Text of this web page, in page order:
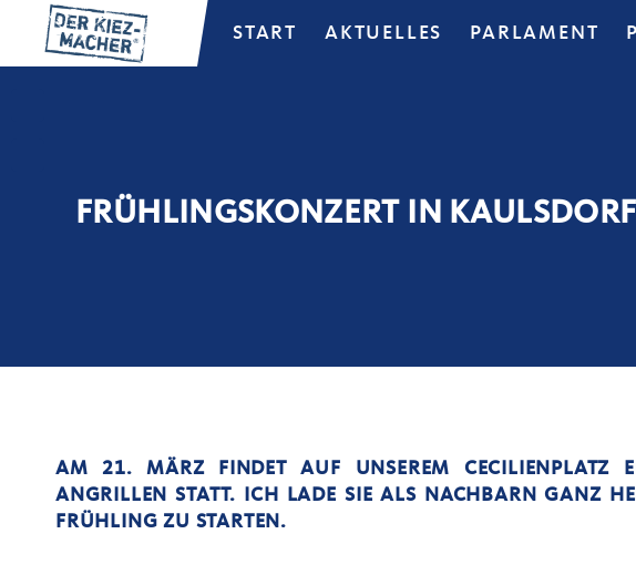
START AKTUELLES PARLAMENT
FRÜHLINGSKONZERT IN
AM 21. MÄRZ FINDET AUF UNSEREM CECILIENPLATZ
ANGRILLEN STATT. ICH LADE SIE ALS NACHBARN GANZ
FRÜHLING ZU STARTEN.